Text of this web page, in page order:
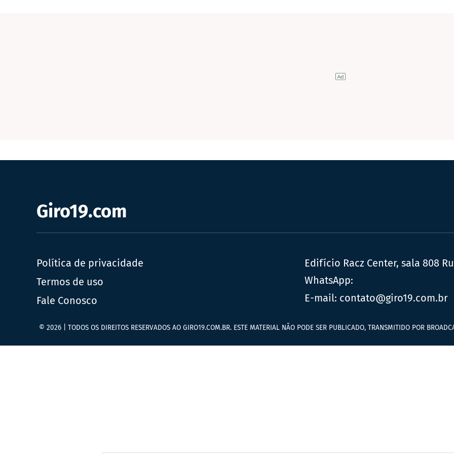
Giro19.com
Política de privacidade
Termos de uso
Fale Conosco
Edifício Racz Center, sala 808
WhatsApp:
E-mail: contato@giro19.com.br
© 2026 | TODOS OS DIREITOS RESERVADOS AO GIRO19.COM.BR. ESTE MATERIAL NÃO PODE SER PUBLICADO, TRANSMITIDO POR